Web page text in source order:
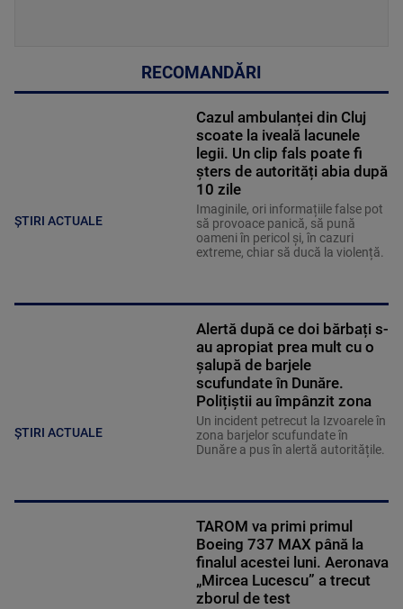
RECOMANDĂRI
ȘTIRI ACTUALE
Cazul ambulanței din Cluj
scoate la iveală lacunele
legii. Un clip fals poate fi
șters de autorități abia după
10 zile
Imaginile, ori informațiile false pot
să provoace panică, să pună
oameni în pericol și, în cazuri
extreme, chiar să ducă la violență.
ȘTIRI ACTUALE
Alertă după ce doi bărbați s-
au apropiat prea mult cu o
șalupă de barjele
scufundate în Dunăre.
Polițiștii au împânzit zona
Un incident petrecut la Izvoarele în
zona barjelor scufundate în
Dunăre a pus în alertă autoritățile.
TAROM va primi primul
Boeing 737 MAX până la
finalul acestei luni. Aeronava
„Mircea Lucescu” a trecut
zborul de test